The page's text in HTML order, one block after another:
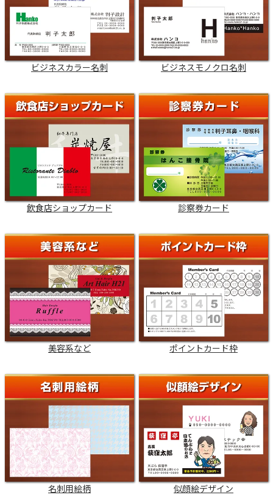
ビジネスカラー名刺 ビジネスモノクロ名刺
飲食店ショップカード 診察券カード
美容系など ポイントカード枠
名刺用絵柄 似顔絵デザイン